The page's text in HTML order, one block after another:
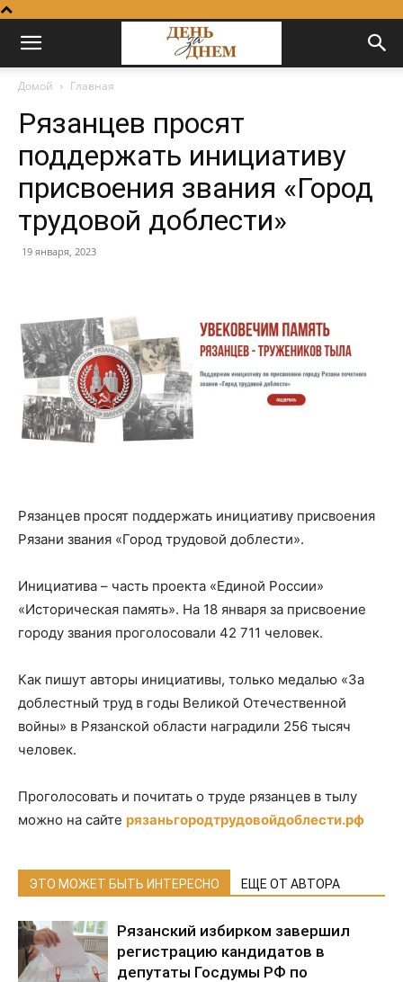
Домой Главная
Рязанцев просят
поддержать инициативу
присвоения звания «Город
трудовой доблести»
19 января, 2023
Рязанцев просят поддержать инициативу присвоения
Рязани звания «Город трудовой доблести».
Инициатива – часть проекта «Единой России»
«Историческая память». На 18 января за присвоение
городу звания проголосовали 42 711 человек.
Как пишут авторы инициативы, только медалью «За
доблестный труд в годы Великой Отечественной
войны» в Рязанской области наградили 256 тысяч
человек.
Проголосовать и почитать о труде рязанцев в тылу
можно на сайте рязаньгородтрудовойдоблести.рф
ЭТО МОЖЕТ БЫТЬ ИНТЕРЕСНО ЕЩЕ ОТ АВТОРА
Рязанский избирком завершил
регистрацию кандидатов в
депутаты Госдумы РФ по